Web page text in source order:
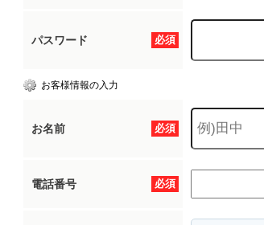
必須
パスワード
お客様情報の入力
必須
お名前
必須
電話番号